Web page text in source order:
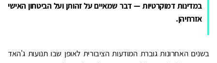
במדינות דמוקרטיות — דבר שמאיים על זהותן ועל הביטחון האישי
אזרחיהן.
בשנים האחרונות גוברת המודעות הציבורית לאופן שבו תנועות ג'האד